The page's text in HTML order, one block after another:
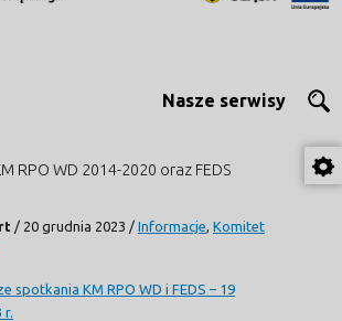
Nasze serwisy
RPO WD 2014-2020 oraz FEDS
/ 20 grudnia 2023 / Informacje Komitet
spotkania KM RPO WD i FEDS – 19
r.